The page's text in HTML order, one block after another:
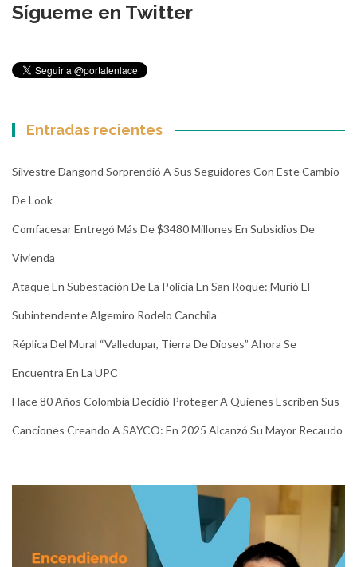
Sígueme en Twitter
Entradas recientes
Silvestre Dangond Sorprendió A Sus Seguidores Con Este Cambio
De Look
Comfacesar Entregó Más De $3480 Millones En Subsidios De
Vivienda
Ataque En Subestación De La Policía En San Roque: Murió El
Subintendente Algemiro Rodelo Canchila
Réplica Del Mural “Valledupar, Tierra De Dioses” Ahora Se
Encuentra En La UPC
Hace 80 Años Colombia Decidió Proteger A Quienes Escriben Sus
Canciones Creando A SAYCO: En 2025 Alcanzó Su Mayor Recaudo